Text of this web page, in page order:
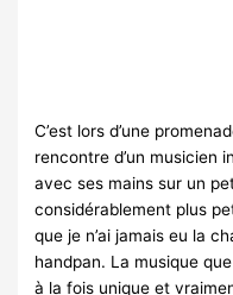
C’est lors d’une
rencontre d’un musicien
avec ses mains sur un
considérablement plus
que je n’ai jamais eu la
handpan. La musique
à la fois unique et